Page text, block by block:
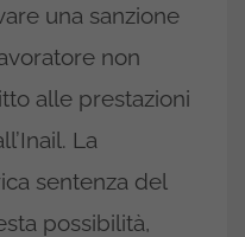
una sanzione
non
alle prestazioni
La
sentenza del
possibilità,